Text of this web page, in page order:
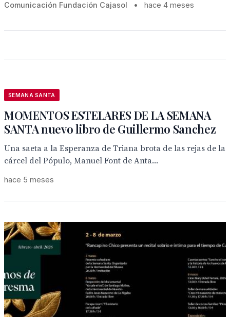
Comunicación Fundación Cajasol • hace 4 meses
SEMANA SANTA
MOMENTOS ESTELARES DE LA SEMANA
SANTA nuevo libro de Guillermo Sanchez
Una saeta a la Esperanza de Triana brota de las rejas de la
cárcel del Pópulo, Manuel Font de Anta...
hace 5 meses